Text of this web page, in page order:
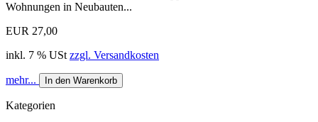
Wohnungen in Neubauten...
EUR 27,00
inkl. 7 % USt zzgl. Versandkosten
mehr... In den Warenkorb
Kategorien